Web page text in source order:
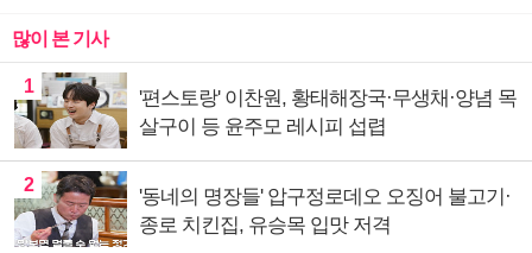
많이 본 기사
1
'편스토랑' 이찬원, 황태해장국·무생채·양념 목
살구이 등 윤주모 레시피 섭렵
2
'동네의 명장들' 압구정로데오 오징어 불고기·
종로 치킨집, 유승목 입맛 저격